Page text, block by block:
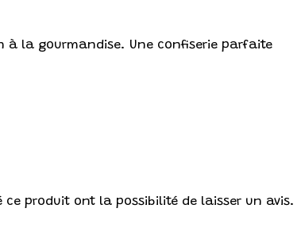
à la gourmandise. Une confiserie parfaite
produit ont la possibilité de laisser un avis.